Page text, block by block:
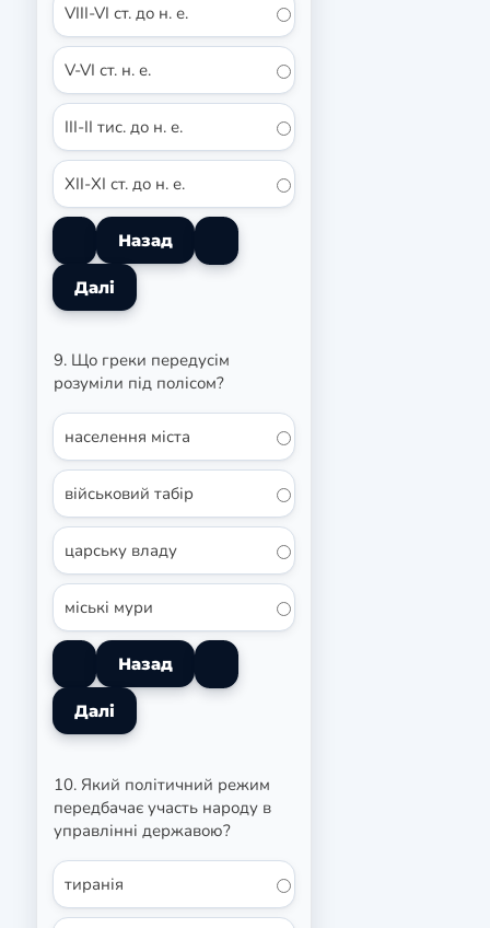
VIII-VI ст. до н. е.
V-VI ст. н. е.
III-II тис. до н. е.
XII-XI ст. до н. е.
9. Що греки передусім
розуміли під полісом?
населення міста
військовий табір
царську владу
міські мури
10. Який політичний режим
передбачає участь народу в
управлінні державою?
тиранія